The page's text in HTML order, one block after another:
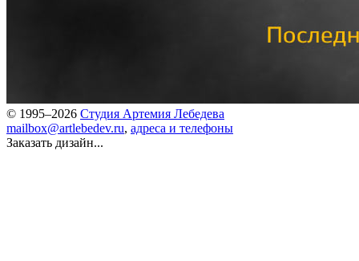
© 1995–2026 Студия Артемия Лебедева
mailbox@artlebedev.ru, адреса и телефоны
Заказать дизайн...